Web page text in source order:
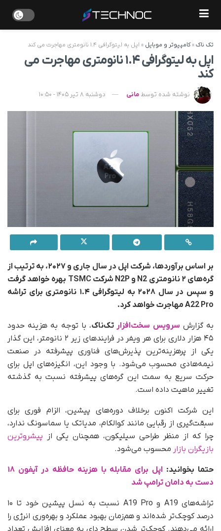
تک ناک»کامپیوتر و موبایل » اپل به لیتوگرافی ۱.۴ نانومتری مهاجرت می کند
اپل به لیتوگرافی ۱.۴ نانومتری مهاجرت می
کند
نوشته شده توسط مانی دوشنبه 8 تیر 1405 - 10:50
بر اساس برآوردها، شرکت اپل در سال جاری و ۲۰۲۷، به‌ ترتیب از
گره‌های ۲ نانومتری N2 و N2P شرکت TSMC بهره خواهد گرفت
و سپس در سال ۲۰۲۸ به لیتوگرافی ۱.۴ نانومتری برای تراشه
A22 Pro مهاجرت خواهد کرد.
به‌ گزارش سرویس سخت‌افزارتک‌ناک، با توجه به هزینه حدود
۴۵ هزار دلاری برای هر ویفر در فرایندهای زیر ۲ نانومتر، این گذار
یکی از پرهزینه‌ترین پذیرش‌های فناوری پیشرفته در صنعت
نیمه‌هادی محسوب می‌شود. با وجود این، انگیزه‌های اپل برای
حرکت سریع به سمت این گره‌های پیشرفته نسبت به گذشته
تغییر ماهیت داده است.
این شرکت اکنون برخلاف دوره‌های پیشین، الزام فوری برای
سبقت‌گیری از رقبایی مانند کوالکام، مدیاتک یا سماسونگ ندارد،
چرا که از منظر طراحی سیلیکون، همچنان یکی از پیشروترین
بازیگران بازار محسوب می‌شود.
حتما بخوانید:
اپل برای مقابله با هزینه حافظه در آیفون ۱۸
دست به دامان ترامپ شد
تراشه‌های A19 و A19 Pro نسبت به نسل پیشین خود تا ۱۰
درصد کوچک‌تر شده‌اند و هم‌زمان بهبود عملکرد و بهره‌وری انرژی را